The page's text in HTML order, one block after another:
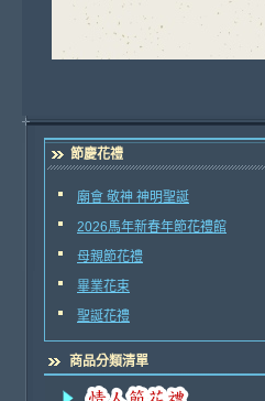
節慶花禮
廟會 敬神 神明聖誕
2026馬年新春年節花禮館
母親節花禮
畢業花束
聖誕花禮
商品分類清單